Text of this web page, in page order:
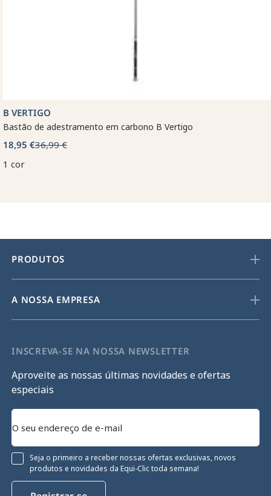
B VERTIGO
Bastão de adestramento em carbono B Vertigo
18,95 €36,99 €
1 cor
PRODUTOS
A NOSSA EMPRESA
INSCREVA-SE NA NOSSA NEWSLETTER
Aproveite as nossas últimas novidades e ofertas
especiais
Seja o primeiro a receber nossas ofertas exclusivas, novos
produtos e novidades da Equi-Clic toda semana!